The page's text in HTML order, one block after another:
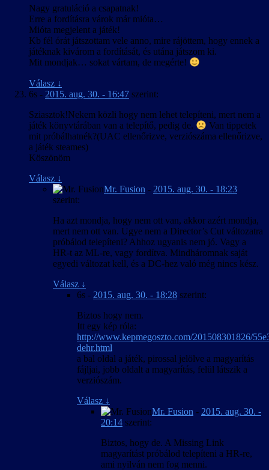
Nagy gratuláció a csapatnak!
Erre a fordításra várok már mióta…
Mióta megjelent a játék!
Kb fél órát játszottam vele anno, mire rájöttem, hogy ennek a
játéknak kivárom a fordítását, és utána játszom ki.
Mit mondjak… sokat vártam, de megérte!
Válasz ↓
6s - 2015. aug. 30. - 16:47 szerint:
Sziasztok!Nekem közli hogy nem lehet telepíteni, mert nem a
játék könyvtárában van a telepítő, pedig de.
Van tippetek
mit próbálhatnék?(UAC ellenőrizve, verziószáma ellenőrizve,
a játék steames)
Köszönöm
Válasz ↓
Mr. Fusion - 2015. aug. 30. - 18:23
szerint:
Ha azt mondja, hogy nem ott van, akkor azért mondja,
mert nem ott van. Ugye nem a Director’s Cut változatra
próbálod telepíteni? Ahhoz ugyanis nem jó. Vagy a
HR-t az ML-re, vagy fordítva. Mindháromnak saját
egyedi változat kell, és a DC-hez való még nincs kész.
Válasz ↓
6s - 2015. aug. 30. - 18:28 szerint:
Biztos hogy nem.
Itt egy kép róla:
http://www.kepmegoszto.com/201508301826/
dehr.html
a bal oldal a játék, pirossal jelölve a magyarítás
fájljai, jobb oldalt a magyarítás, felül látszik a
verziószám.
Válasz ↓
Mr. Fusion - 2015. aug. 30. -
20:14 szerint:
Biztos, hogy de. A Missing Link
magyarítást próbálod telepíteni a HR-re,
ami nyilván nem fog menni.